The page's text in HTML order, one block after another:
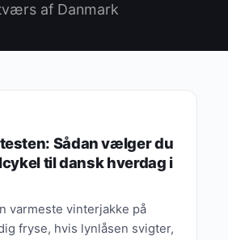
af Danmark
Sådan vælger du
til dansk hverdag i
varmeste vinterjakke på
fryse, hvis lynlåsen svigter,